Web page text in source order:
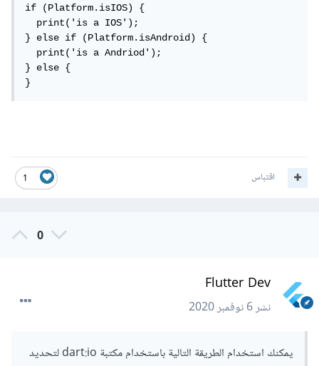
if (Platform.isIOS) {
  print('is a IOS');
} else if (Platform.isAndroid) {
  print('is a Andriod');
} else {
}
1 اقتباس
0
Flutter Dev
نشر6 نوفمبر 2020
يمكنك استخدام الطريقة التالية باستخدام مكتبة dart:io لتحديد